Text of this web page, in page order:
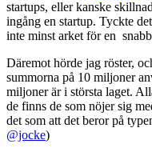
startups, eller kanske
ingång en startup. Tyckte
inte minst arket för en
Däremot hörde jag röster,
summorna på 10 miljoner
miljoner är i största laget.
de finns de som nöjer sig
det som att det beror på
@jocke)